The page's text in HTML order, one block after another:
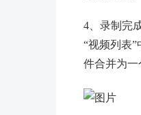
4、录制完
“视频列表
件合并为一